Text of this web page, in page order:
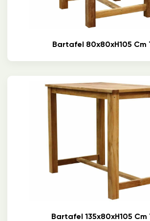
Bartafel 80x80xH105 Cm
Bartafel 135x80xH105 Cm